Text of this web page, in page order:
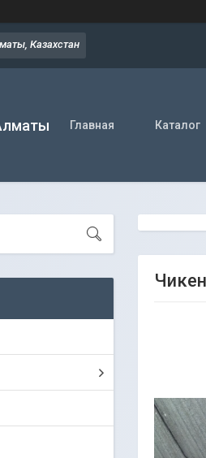
Казахстан
Главная Каталог